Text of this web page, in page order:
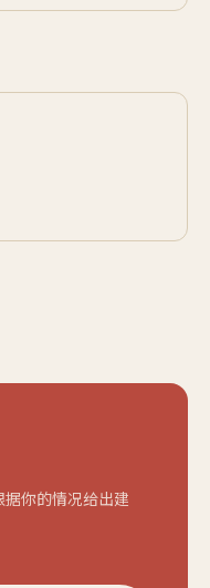
你的情况给出建